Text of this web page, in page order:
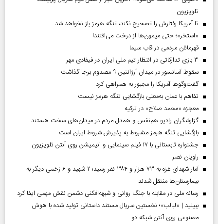
تلویزیون
تا آمریکا رفتارش را تصحیح نکند، تنگه هرمز باز نخواهد شد
«استخر»‌‌؛ حتی میمون‌ها از درخت می‌افتند!
قهرمانان مردمی در قاب سیما
۳ بازی تدارکاتی در انتظار تیم ملی ایران در فیفادی مهر
سقوط آسانسور در میدان آرژانتین ۹ مصدوم برجا گذاشت
گفت‌وگوها آمریکا را مجبور به همراهی کرد
تفاهم با عمان به‌معنی بازگشایی تنگه هرمز نیست
معجزه «محمد صلاح» در ترکیه
گزارشگران رادیو هم‌نفس و همدل مردم در میدان‌های سخت هستند
بازگشایی تنگه هرمز مشروط به پذیرش شروط ایران است
جشنواره تابستانی با ۱۷ فیلم سینمایی و انیمیشن روی آنتن تلویزیون
راویان نصر
آمار شهدای غزه به ۷۳ هزار و ۳۸۴ نفر رسید؛ ۲ شهید و ۶ زخمی دیگر به
بیمارستان‌ها منتقل شدند
رسانه ملی در مقابله با جنگ روانی و شبهه‌افکنی دشمن نقش مهمی ایفا کرد
ببینید | «لبالب»؛ نخستین سریال مستند داستانی تولید شده با هوش
مصنوعی روی آنتن شبکه دو